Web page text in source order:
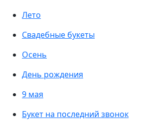
Лето
Свадебные букеты
Осень
День рождения
9 мая
Букет на последний звонок